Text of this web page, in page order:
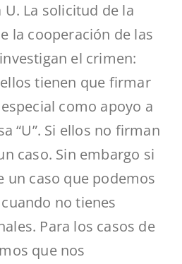
U. La solicitud de la
la cooperación de las
el crimen:
tienen que firmar
como apoyo a
“U”. Si ellos no firman
caso. Sin embargo si
un caso que podemos
no tienes
Para los casos de
que nos